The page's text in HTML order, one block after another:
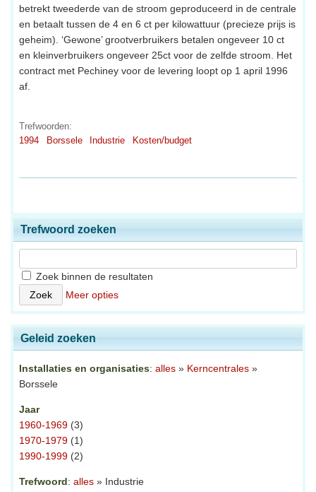
betrekt tweederde van de stroom geproduceerd in de centrale
en betaalt tussen de 4 en 6 ct per kilowattuur (precieze prijs is
geheim). ‘Gewone’ grootverbruikers betalen ongeveer 10 ct
en kleinverbruikers ongeveer 25ct voor de zelfde stroom. Het
contract met Pechiney voor de levering loopt op 1 april 1996
af.
Trefwoorden:
1994
Borssele Industrie Kosten/budget
Trefwoord zoeken
Zoek binnen de resultaten
Meer opties
Geleid zoeken
Installaties en organisaties: alles » Kerncentrales »
Borssele
Jaar
1960-1969 (3)
1970-1979 (1)
1990-1999 (2)
Trefwoord: alles » Industrie